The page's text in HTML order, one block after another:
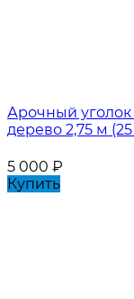
Арочный уголок
дерево 2,75 м
5 000 ₽
Купить